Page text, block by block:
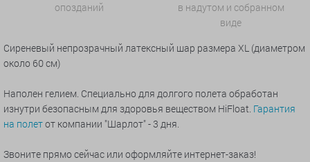
опозданий
в надутом и собранном
виде
Сиреневый непрозрачный латексный шар размера XL (диаметром
около 60 см)
Наполен гелием. Специально для долгого полета обработан
изнутри безопасным для здоровья веществом HiFloat. Гарантия
на полетот компании "Шарлот" - 3 дня.
Звоните прямо сейчас или оформляйте интернет-заказ!